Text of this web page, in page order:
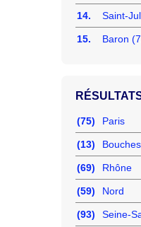
14. Saint-
15. Baron
(75) Paris
(13)
(69) Rhône
(59) Nord
(93) Seine-